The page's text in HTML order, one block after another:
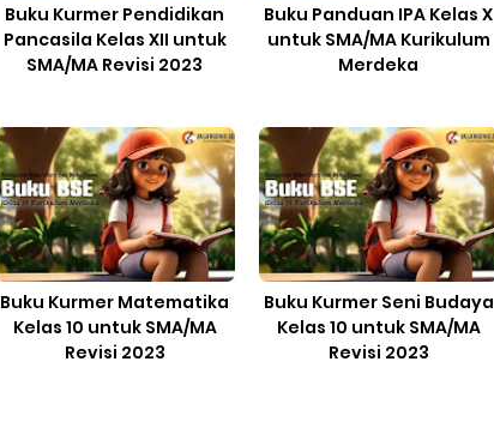
Buku Kurmer Pendidikan
Pancasila Kelas XII untuk
SMA/MA Revisi 2023
Buku Panduan IPA Kelas X
untuk SMA/MA Kurikulum
Merdeka
Buku Kurmer Matematika
Kelas 10 untuk SMA/MA
Revisi 2023
Buku Kurmer Seni Budaya
Kelas 10 untuk SMA/MA
Revisi 2023